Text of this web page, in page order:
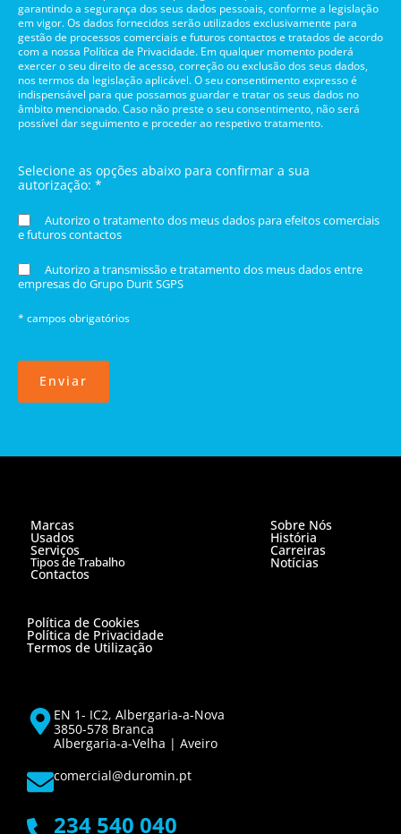
garantindo a segurança dos seus dados pessoais, conforme a legislação
em vigor. Os dados fornecidos serão utilizados exclusivamente para
gestão de processos comerciais e futuros contactos e tratados de acordo
com a nossa Política de Privacidade. Em qualquer momento poderá
exercer o seu direito de acesso, correção ou exclusão dos seus dados,
nos termos da legislação aplicável. O seu consentimento expresso é
indispensável para que possamos guardar e tratar os seus dados no
âmbito mencionado. Caso não preste o seu consentimento, não será
possível dar seguimento e proceder ao respetivo tratamento.
Selecione as opções abaixo para confirmar a sua
autorização: *
Autorizo o tratamento dos meus dados para efeitos comerciais
e futuros contactos
Autorizo a transmissão e tratamento dos meus dados entre
empresas do Grupo Durit SGPS
* campos obrigatórios
Enviar
Marcas
Usados
Serviços
Tipos de Trabalho
Contactos
Sobre Nós
História
Carreiras
Notícias
Política de Cookies
Política de Privacidade
Termos de Utilização
EN 1- IC2, Albergaria-a-Nova
3850-578 Branca
Albergaria-a-Velha | Aveiro
comercial@duromin.pt
234 540 040